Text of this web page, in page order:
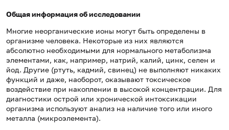
Общая информация об исследовании
Многие неорганические ионы могут быть определены в
организме человека. Некоторые из них являются
абсолютно необходимыми для нормального метаболизма
элементами, как, например, натрий, калий, цинк, селен и
йод. Другие (ртуть, кадмий, свинец) не выполняют никаких
функций и даже, наоборот, оказывают токсическое
воздействие при накоплении в высокой концентрации. Для
диагностики острой или хронической интоксикации
организма используют анализ на наличие того или иного
металла (микроэлемента).